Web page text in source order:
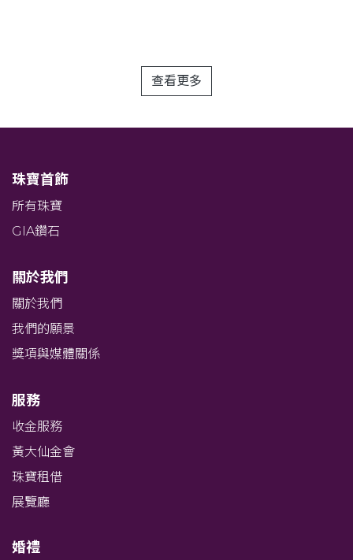
查看更多
珠寶首飾
所有珠寶
GIA鑽石
關於我們
關於我們
我們的願景
獎項與媒體關係
服務
收金服務
黃大仙金會
珠寶租借
展覽廳
婚禮